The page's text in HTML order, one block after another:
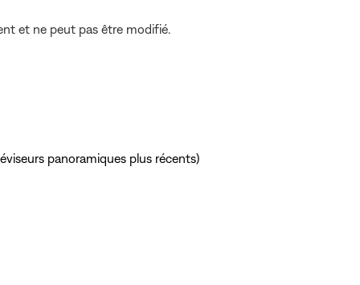
et ne peut pas être modifié.
panoramiques plus récents)